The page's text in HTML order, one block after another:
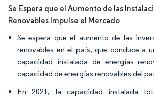
Se Espera que el Aumento de las
Renovables Impulse el Mercado
Se espera que el aumento de las
renovables en el país, que conduce a
capacidad instalada de energías
capacidad de energías renovables del
En 2021, la capacidad instalada